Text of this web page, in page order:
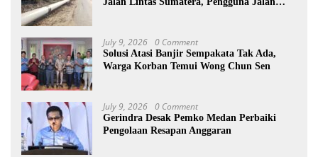
July 9, 2026 0 Comment
Solusi Atasi Banjir Sempakata Tak Ada,
Warga Korban Temui Wong Chun Sen
July 9, 2026 0 Comment
Gerindra Desak Pemko Medan Perbaiki
Pengolaan Resapan Anggaran